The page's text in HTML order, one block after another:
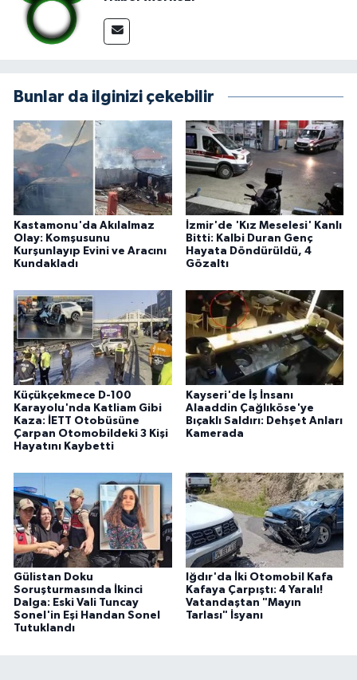
Bunlar da ilginizi çekebilir
Kastamonu'da Akılalmaz
Olay: Komşusunu
Kurşunlayıp Evini ve Aracını
Kundakladı
İzmir'de 'Kız Meselesi' Kanlı
Bitti: Kalbi Duran Genç
Hayata Döndürüldü, 4
Gözaltı
Küçükçekmece D-100
Karayolu'nda Katliam Gibi
Kaza: İETT Otobüsüne
Çarpan Otomobildeki 3 Kişi
Hayatını Kaybetti
Kayseri'de İş İnsanı
Alaaddin Çağlıköse'ye
Bıçaklı Saldırı: Dehşet Anları
Kamerada
Gülistan Doku
Soruşturmasında İkinci
Dalga: Eski Vali Tuncay
Sonel'in Eşi Handan Sonel
Tutuklandı
Iğdır'da İki Otomobil Kafa
Kafaya Çarpıştı: 4 Yaralı!
Vatandaştan "Mayın
Tarlası" İsyanı